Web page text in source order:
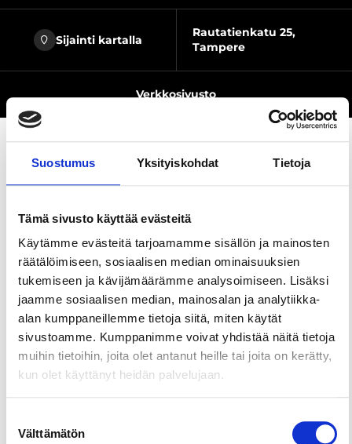
Suostumus Yksityiskohdat Tietoja
Tämä sivusto käyttää evästeitä
Käytämme evästeitä tarjoamamme sisällön ja mainosten
räätälöimiseen, sosiaalisen median ominaisuuksien
tukemiseen ja kävijämäärämme analysoimiseen. Lisäksi
jaamme sosiaalisen median, mainosalan ja analytiikka-
alan kumppaneillemme tietoja siitä, miten käytät
sivustoamme. Kumppanimme voivat yhdistää näitä tietoja
muihin tietoihin, joita olet antanut heille tai joita on kerätty,
kun olet käyttänyt heidän palvelujaan.
valinta
Välttämätön
Sijainti kartalla
Rautatienkatu 25,
Tampere
Verkkosivusto
Jaa sivu
Tampereen rautatieasema sijaitsee kaupungin
ydinkeskustassa, pääkatu Hämeenkadun
alkupäässä. Tampereen rautatieasemalta on hyvät
jatkoyhteydet eri puolille kaupunkia. Tampereen
joukkoliikenteen bussipysäkkejä sijaitsee aseman
välittömässä läheisyydessä, muun muassa
Hämeenkadulla ja Rautatienkadulla.